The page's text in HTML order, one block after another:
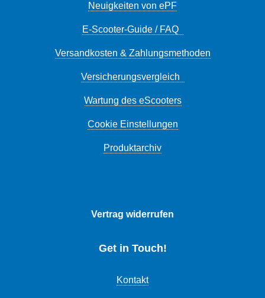
Neuigkeiten von ePF
E-Scooter-Guide / FAQ
Versandkosten & Zahlungsmethoden
Versicherungsvergleich
Wartung des eScooters
Cookie Einstellungen
Produktarchiv
Vertrag widerrufen
Get in Touch!
Kontakt